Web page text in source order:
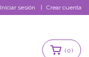
Iniciar sesión Crear cuenta
(0)